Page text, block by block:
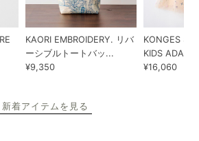
KAORI EMBROIDERY. リバ
ーシブルトートバッ...
¥9,350
KONGES
KIDS ADA...
¥16,060
新着アイテムを見る